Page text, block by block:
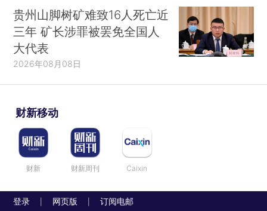
贵州山脚树矿难致16人死亡近
三年 矿长涉罪被罢免全国人
大代表
2026年08月08日
财新移动
财新 财新周刊 Caixin
登录 网页版 订阅电邮